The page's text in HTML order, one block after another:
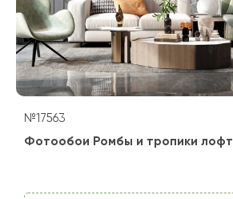
№17563
Фотообои Ромбы и тропики лофт